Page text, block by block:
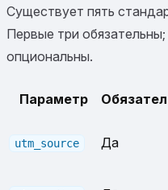
Существует пять
Первые три
опциональны.
Параметр
utm_source Да